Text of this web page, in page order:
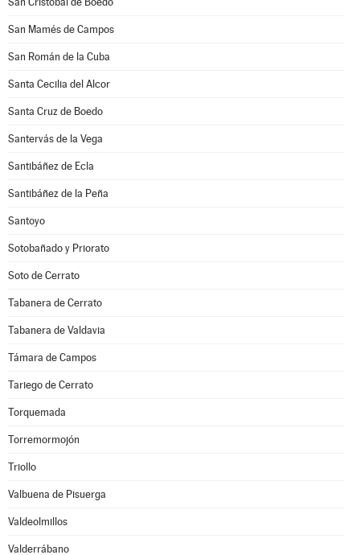
San Mamés de Campos
San Román de la Cuba
Santa Cecilia del Alcor
Santa Cruz de Boedo
Santervás de la Vega
Santibáñez de Ecla
Santibáñez de la Peña
Santoyo
Sotobañado y Priorato
Soto de Cerrato
Tabanera de Cerrato
Tabanera de Valdavia
Támara de Campos
Tariego de Cerrato
Torquemada
Torremormojón
Triollo
Valbuena de Pisuerga
Valdeolmillos
Valderrábano